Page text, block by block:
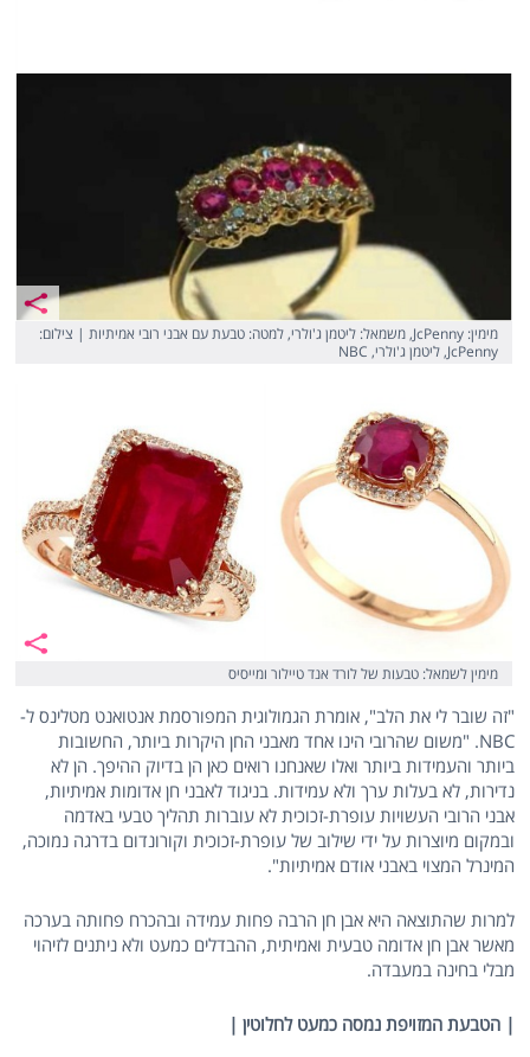
מימין: JcPenny, משמאל: ליטמן ג'ולרי, למטה: טבעת עם אבני רובי אמיתיות | צילום:
JcPenny, ליטמן ג'ולרי, NBC
מימין לשמאל: טבעות של לורד אנד טיילור ומייסיס
"זה שובר לי את הלב", אומרת הגמולוגית המפורסמת אנטואנט מטלינס ל-
NBC. "משום שהרובי הינו אחד מאבני החן היקרות ביותר, החשובות
ביותר והעמידות ביותר ואלו שאנחנו רואים כאן הן בדיוק ההיפך. הן לא
נדירות, לא בעלות ערך ולא עמידות. בניגוד לאבני חן אדומות אמיתיות,
אבני הרובי העשויות עופרת-זכוכית לא עוברות תהליך טבעי באדמה
ובמקום מיוצרות על ידי שילוב של עופרת-זכוכית וקורונדום בדרגה נמוכה,
המינרל המצוי באבני אודם אמיתיות".
למרות שהתוצאה היא אבן חן הרבה פחות עמידה ובהכרח פחותה בערכה
מאשר אבן חן אדומה טבעית ואמיתית, ההבדלים כמעט ולא ניתנים לזיהוי
מבלי בחינה במעבדה.
| הטבעת המזויפת נמסה כמעט לחלוטין |